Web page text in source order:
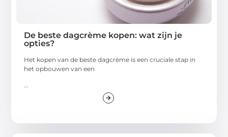
De beste dagcrème kopen: wat zijn je
opties?
Het kopen van de beste dagcrème is een cruciale stap in
het opbouwen van een
...